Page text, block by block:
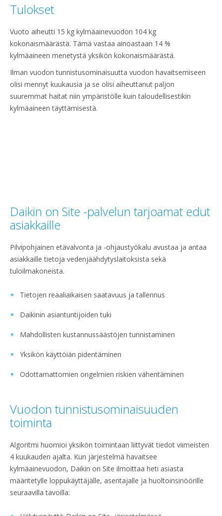
Tulokset
Vuoto aiheutti 15 kg kylmäainevuodon 104 kg
kokonaismäärästä. Tämä vastaa ainoastaan 14 %
kylmäaineen menetystä yksikön kokonaismäärästä.
Ilman vuodon tunnistusominaisuutta vuodon havaitsemiseen
olisi mennyt kuukausia ja se olisi aiheuttanut paljon
suuremmat haitat niin ympäristölle kuin taloudellisestikin
kylmäaineen täyttämisestä.
Daikin on Site -palvelun tarjoamat edut
asiakkaille
Pilvipohjainen etävalvonta ja -ohjaustyökalu avustaa ja antaa
asiakkaille tietoja vedenjäähdytyslaitoksista sekä
tuloilmakoneista.
Tietojen reaaliaikaisen saatavuus ja tallennus
Daikinin asiantuntijoiden tuki
Mahdollisten kustannussäästöjen tunnistaminen
Yksikön käyttöiän pidentäminen
Odottamattomien ongelmien riskien vähentäminen
Vuodon tunnistusominaisuuden
toiminta
Algoritmi huomioi yksikön toimintaan liittyvät tiedot viimeisten
4 kuukauden ajalta. Kun järjestelmä havaitsee
kylmäainevuodon, Daikin on Site ilmoittaa heti asiasta
määritetylle loppukäyttäjälle, asentajalle ja huoltoinsinöörille
seuraavilla tavoilla: